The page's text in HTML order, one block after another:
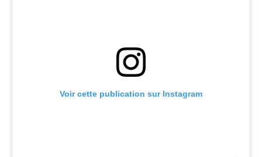
Voir cette publication sur Instagram